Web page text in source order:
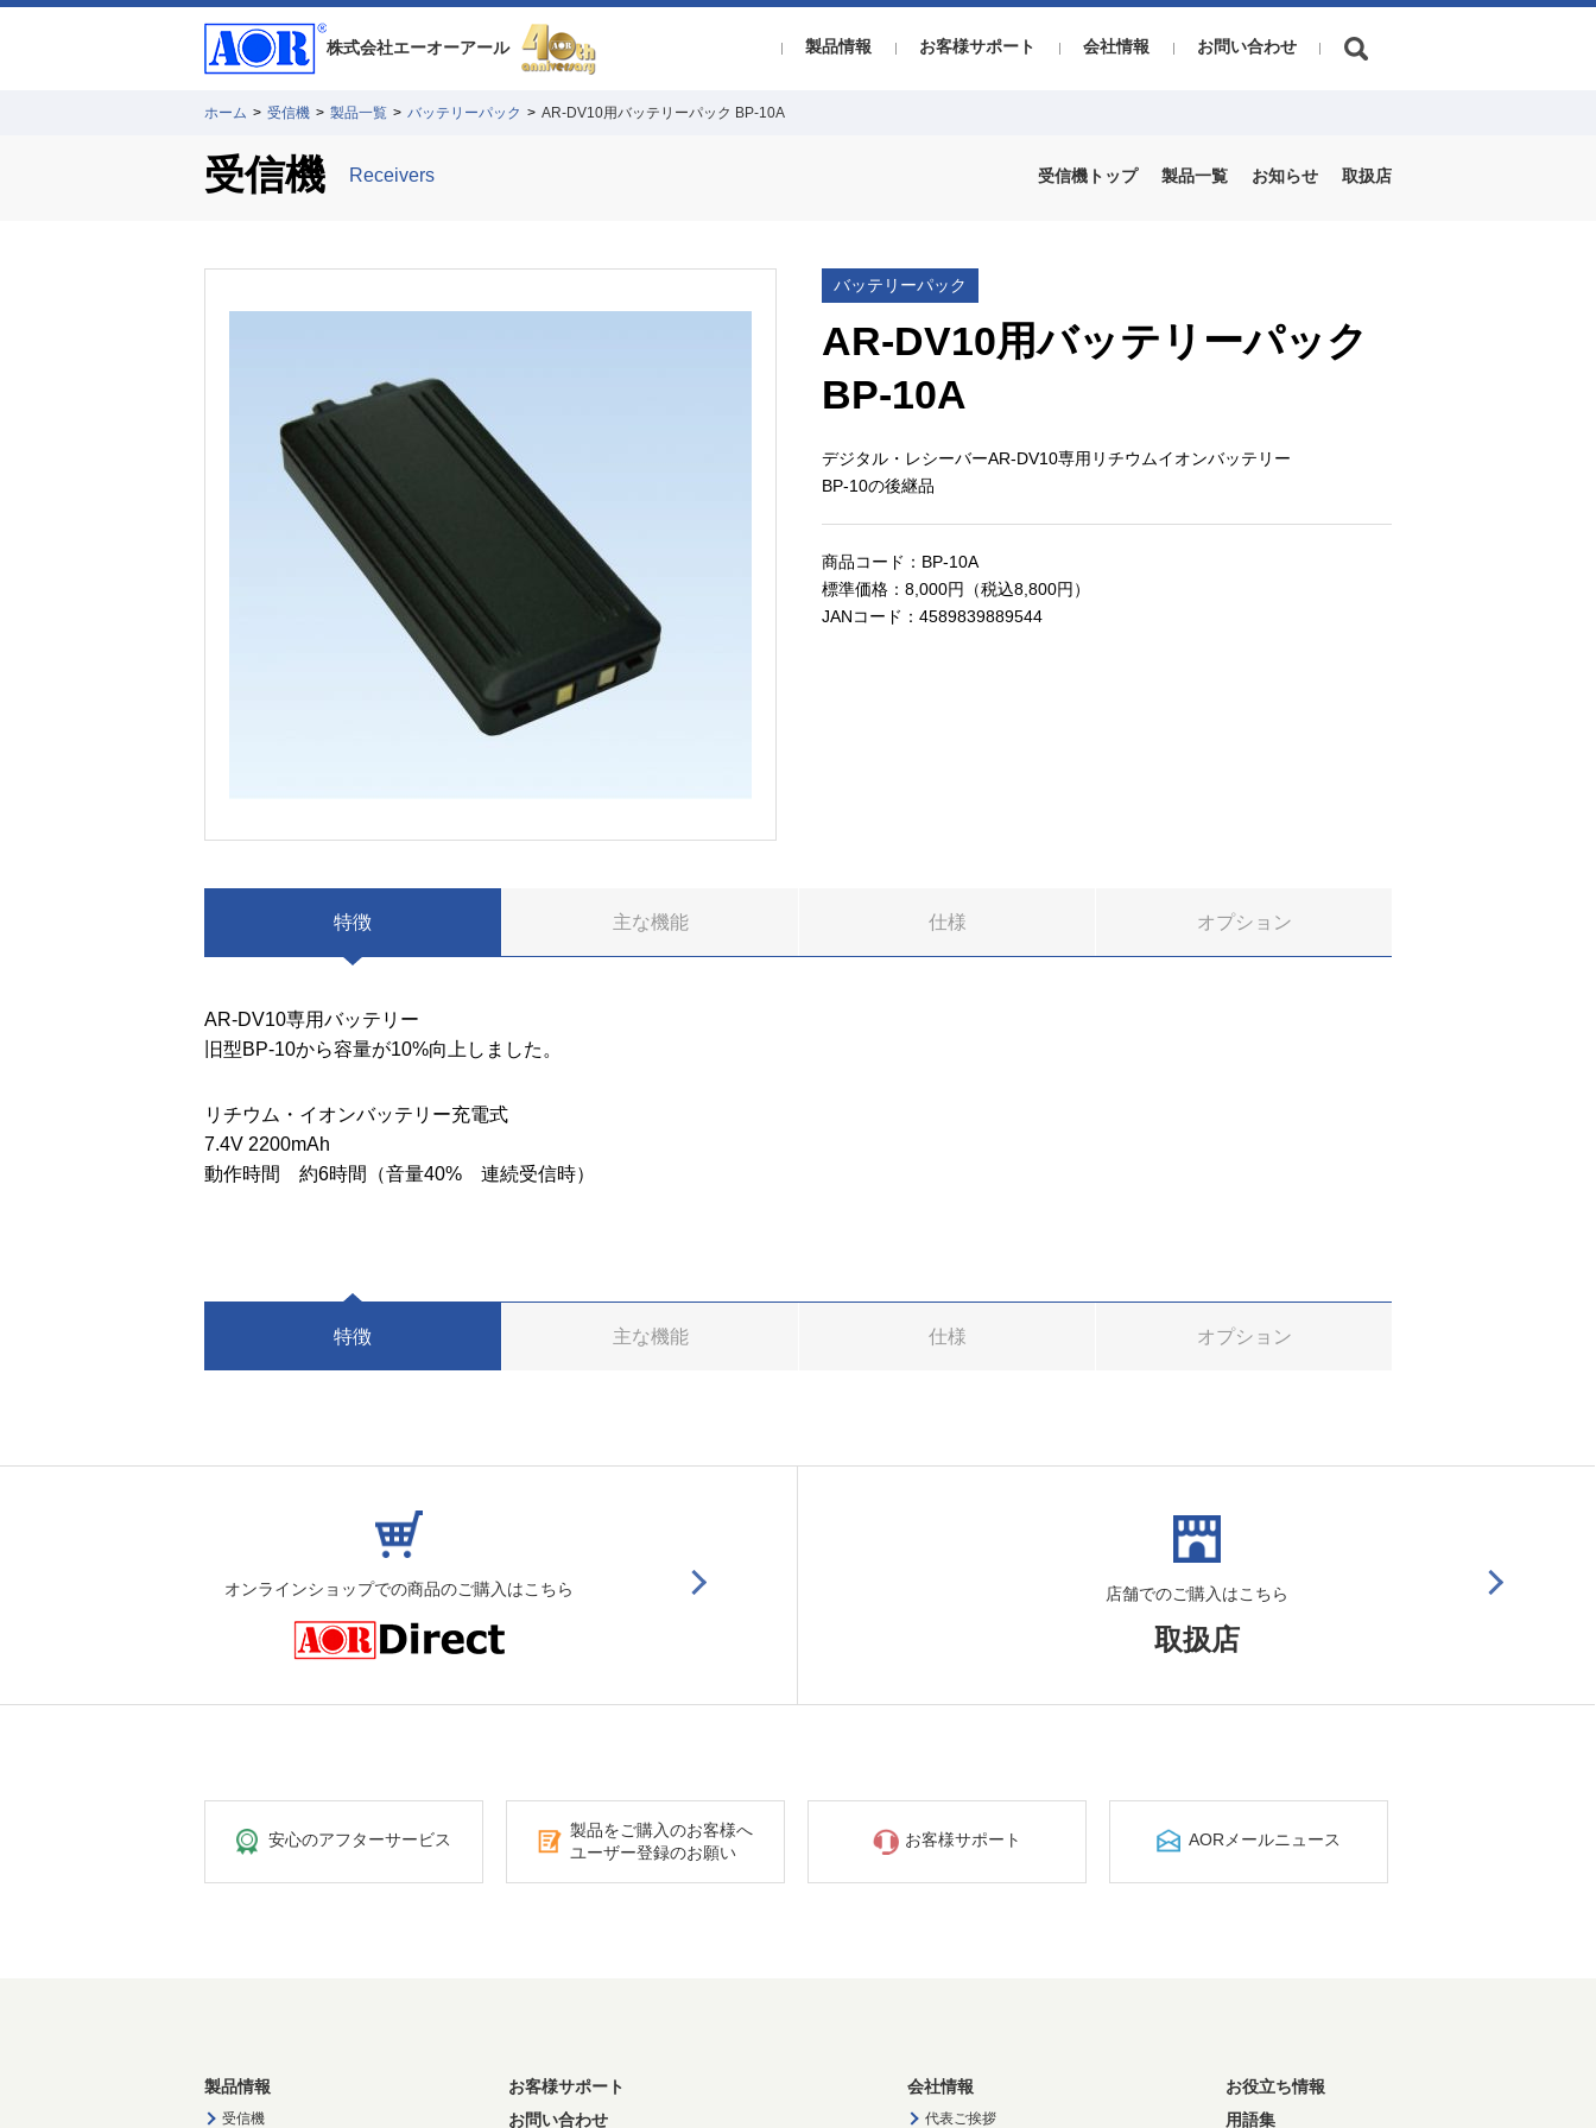
株式会社エーオーアール 製品情報 お客様サポート 会社情報 お問い合わせ
ホーム > 受信機 > 製品一覧 > バッテリーパック > AR-DV10用バッテリーパック BP-10A
受信機 Receivers 受信機トップ 製品一覧 お知らせ 取扱店
バッテリーパック
AR-DV10用バッテリーパック
BP-10A
デジタル・レシーバーAR-DV10専用リチウムイオンバッテリー
BP-10の後継品
商品コード：BP-10A
標準価格：8,000円（税込8,800円）
JANコード：4589839889544
特徴 主な機能 仕様 オプション
AR-DV10専用バッテリー
旧型BP-10から容量が10%向上しました。
リチウム・イオンバッテリー充電式
7.4V 2200mAh
動作時間 約6時間（音量40% 連続受信時）
特徴 主な機能 仕様 オプション
オンラインショップでの商品のご購入はこちら 店舗でのご購入はこちら
取扱店
安心のアフターサービス
製品をご購入のお客様へ
ユーザー登録のお願い
お客様サポート AORメールニュース
製品情報
受信機
お客様サポート
お問い合わせ
会社情報
代表ご挨拶
お役立ち情報
用語集